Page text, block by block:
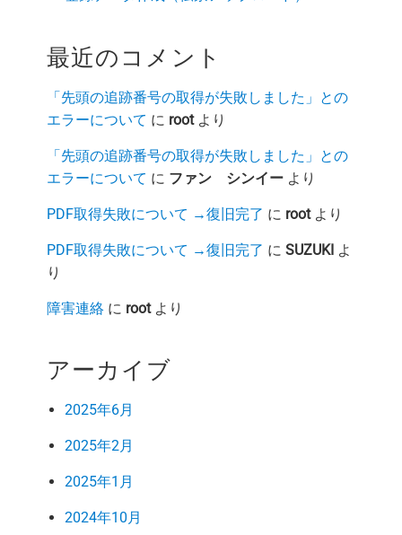
最近のコメント
「先頭の追跡番号の取得が失敗しました」との
エラーについて に rootより
「先頭の追跡番号の取得が失敗しました」との
エラーについて に ファン シンイーより
PDF取得失敗について →復旧完了 に rootより
PDF取得失敗について →復旧完了 に SUZUKIよ
り
障害連絡に rootより
アーカイブ
2025年6月
2025年2月
2025年1月
2024年10月